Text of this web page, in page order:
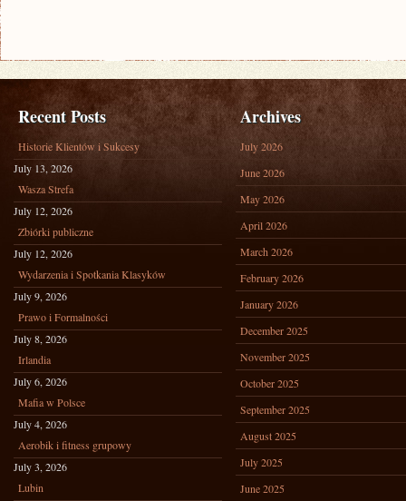
Recent Posts
Historie Klientów i Sukcesy
July 13, 2026
Wasza Strefa
July 12, 2026
Zbiórki publiczne
July 12, 2026
Wydarzenia i Spotkania Klasyków
July 9, 2026
Prawo i Formalności
July 8, 2026
Irlandia
July 6, 2026
Mafia w Polsce
July 4, 2026
Aerobik i fitness grupowy
July 3, 2026
Lubin
Archives
July 2026
June 2026
May 2026
April 2026
March 2026
February 2026
January 2026
December 2025
November 2025
October 2025
September 2025
August 2025
July 2025
June 2025